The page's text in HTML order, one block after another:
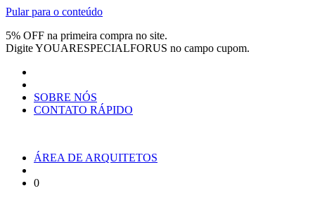
Pular para o conteúdo
5% OFF na primeira compra no site.
DigiteYOUARESPECIALFORUS no campo cupom.
SOBRE NÓS
CONTATO RÁPIDO
ÁREA DE ARQUITETOS
0